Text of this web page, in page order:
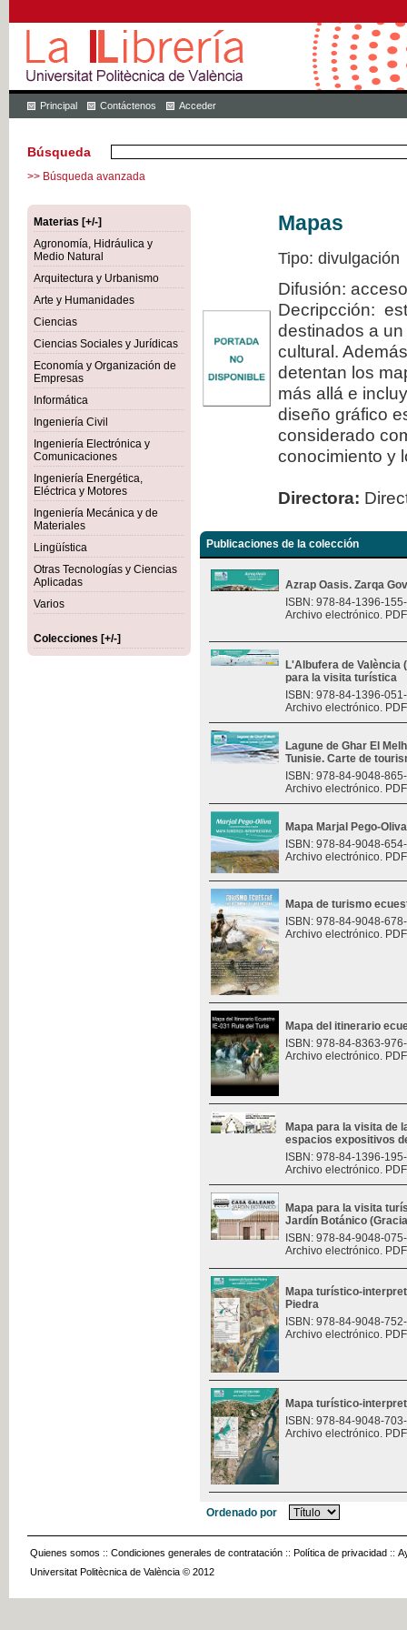
Principal Contáctenos Acceder
Búsqueda
>> Búsqueda avanzada
Materias [+/-]
Agronomía, Hidráulica y
Medio Natural
Arquitectura y Urbanismo
Arte y Humanidades
Ciencias
Ciencias Sociales y Jurídicas
Economía y Organización de
Empresas
Informática
Ingeniería Civil
Ingeniería Electrónica y
Comunicaciones
Ingeniería Energética,
Eléctrica y Motores
Ingeniería Mecánica y de
Materiales
Lingüística
Otras Tecnologías y Ciencias
Aplicadas
Varios
Colecciones [+/-]
Mapas
Tipo: divulgación
Difusión:
Decripcción:
destinados a
cultural.
detentan los
más allá e
diseño gráfico
considerado
conocimiento y
Directora:
Publicaciones de la colección
Azrap Oasis. Zarqa
ISBN: 978-84-1396-
Archivo electrónico.
L'Albufera de València
para la visita turística
ISBN: 978-84-1396-
Archivo electrónico.
Lagune de Ghar El
Tunisie. Carte de
ISBN: 978-84-9048-
Archivo electrónico.
Mapa Marjal Pego-Oliva
ISBN: 978-84-9048-
Archivo electrónico.
Mapa de turismo
ISBN: 978-84-9048-
Archivo electrónico.
Mapa del itinerario
ISBN: 978-84-8363-
Archivo electrónico.
Mapa para la visita de
espacios expositivos
ISBN: 978-84-1396-
Archivo electrónico.
Mapa para la visita
Jardín Botánico
ISBN: 978-84-9048-
Archivo electrónico.
Mapa turístico-
Piedra
ISBN: 978-84-9048-
Archivo electrónico.
Mapa turístico-
ISBN: 978-84-9048-
Archivo electrónico.
Ordenado por
Quienes somos :: Condiciones generales de contratación :: Política de privacidad ::
Universitat Politècnica de València © 2012